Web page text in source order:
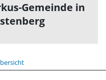
Gemeinde in